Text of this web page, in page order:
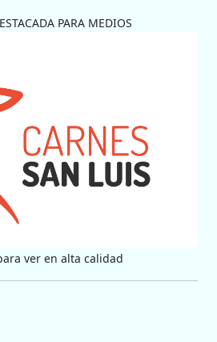
PARA MEDIOS
ver en alta calidad